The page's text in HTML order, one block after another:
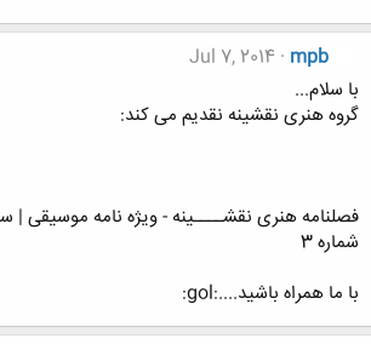
mpb
Jul 7, 2014
با سلام...
گروه هنری نقشینه نقدیم می کند:
شماره 3
با ما همراه باشید....:gol: